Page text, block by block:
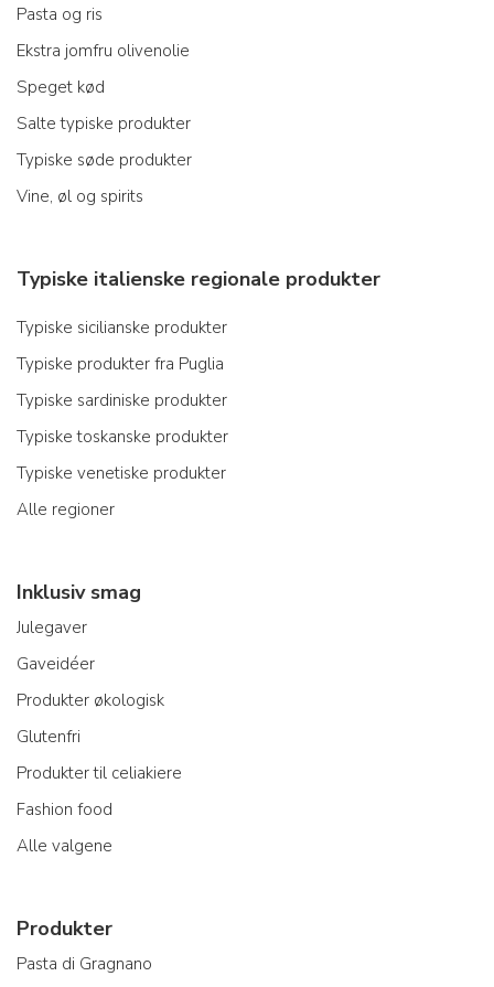
Pasta og ris
Ekstra jomfru olivenolie
Speget kød
Salte typiske produkter
Typiske søde produkter
Vine, øl og spirits
Typiske italienske regionale produkter
Typiske sicilianske produkter
Typiske produkter fra Puglia
Typiske sardiniske produkter
Typiske toskanske produkter
Typiske venetiske produkter
Alle regioner
Inklusiv smag
Julegaver
Gaveidéer
Produkter økologisk
Glutenfri
Produkter til celiakiere
Fashion food
Alle valgene
Produkter
Pasta di Gragnano